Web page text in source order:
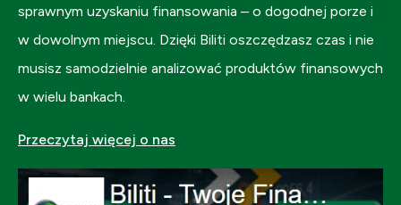
sprawnym uzyskaniu finansowania – o dogodnej porze i
w dowolnym miejscu. Dzięki Biliti oszczędzasz czas i nie
musisz samodzielnie analizować produktów finansowych
w wielu bankach.
Przeczytaj więcej o nas